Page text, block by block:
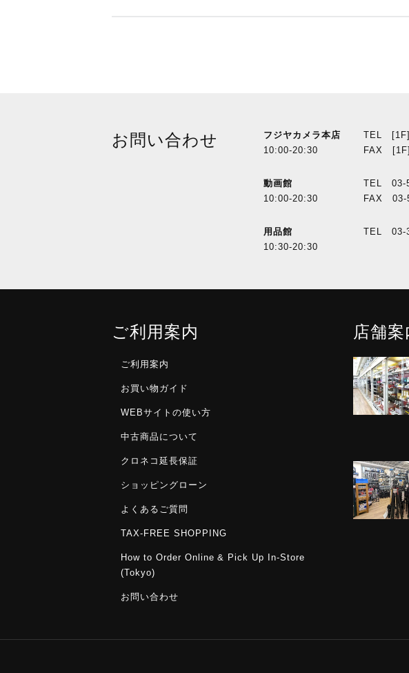
お問い合わせ
フジヤカメラ本店
10:00-20:30
TEL [1F]
FAX [1F]
動画館
10:00-20:30
TEL 03-
FAX 03-
用品館
10:30-20:30
TEL 03-
ご利用案内
ご利用案内
お買い物ガイド
WEBサイトの使い方
中古商品について
クロネコ延長保証
ショッピングローン
よくあるご質問
TAX-FREE SHOPPING
How to Order Online & Pick Up In-Store
(Tokyo)
お問い合わせ
店舗案